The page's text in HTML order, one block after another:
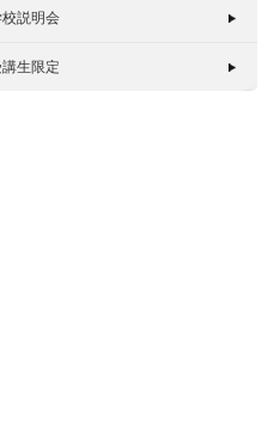
説明会
生限定